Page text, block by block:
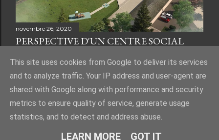
novembre 26, 2020
PERSPECTIVE D'UN CENTRE SOCIAL
Fourni par Blogger
© 2021 Miguel Diaz - Infographiste 3D. | Tous droits réservés.
This site uses cookies from Google to deliver its services
and to analyze traffic. Your IP address and user-agent are
shared with Google along with performance and security
metrics to ensure quality of service, generate usage
statistics, and to detect and address abuse.
LEARN MORE GOT IT